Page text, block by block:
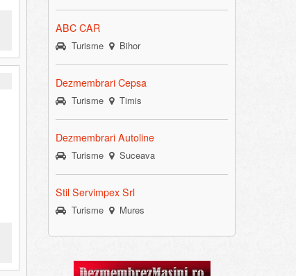
ABC CAR
Turisme Bihor
Dezmembrari Cepsa
Turisme Timis
Dezmembrari Autoline
Turisme Suceava
Stil Servimpex Srl
Turisme Mures